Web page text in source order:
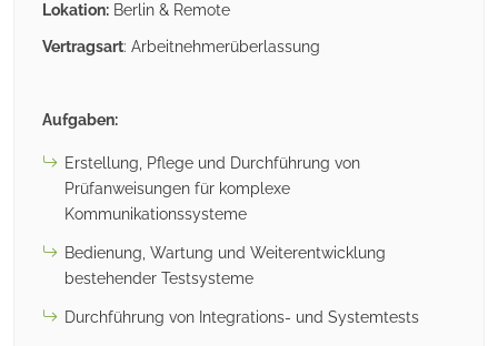
Lokation: Berlin & Remote
Vertragsart: Arbeitnehmerüberlassung
Aufgaben:
Erstellung, Pflege und Durchführung von
Prüfanweisungen für komplexe
Kommunikationssysteme
Bedienung, Wartung und Weiterentwicklung
bestehender Testsysteme
Durchführung von Integrations- und Systemtests